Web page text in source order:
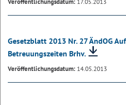
Veröffentlichungsdatum: 17.05.2013
Gesetzblatt 2013 Nr. 27 ÄndOG
Betreuungszeiten Brhv.
Veröffentlichungsdatum: 14.05.2013